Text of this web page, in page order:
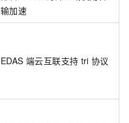
输加速
EDAS 端云互联支持 tri 协议